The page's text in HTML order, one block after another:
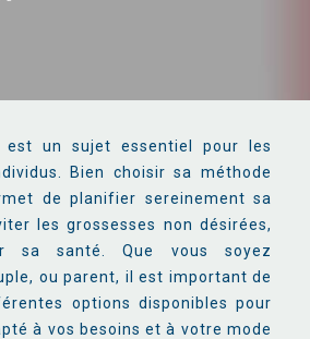
est un sujet essentiel pour les
Bien choisir sa méthode
de planifier sereinement sa
les grossesses non désirées,
sa santé. Que vous soyez
ou parent, il est important de
options disponibles pour
à vos besoins et à votre mode